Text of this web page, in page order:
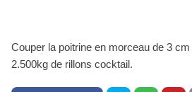
Couper la poitrine en morceau de 3
2.500kg de rillons cocktail.